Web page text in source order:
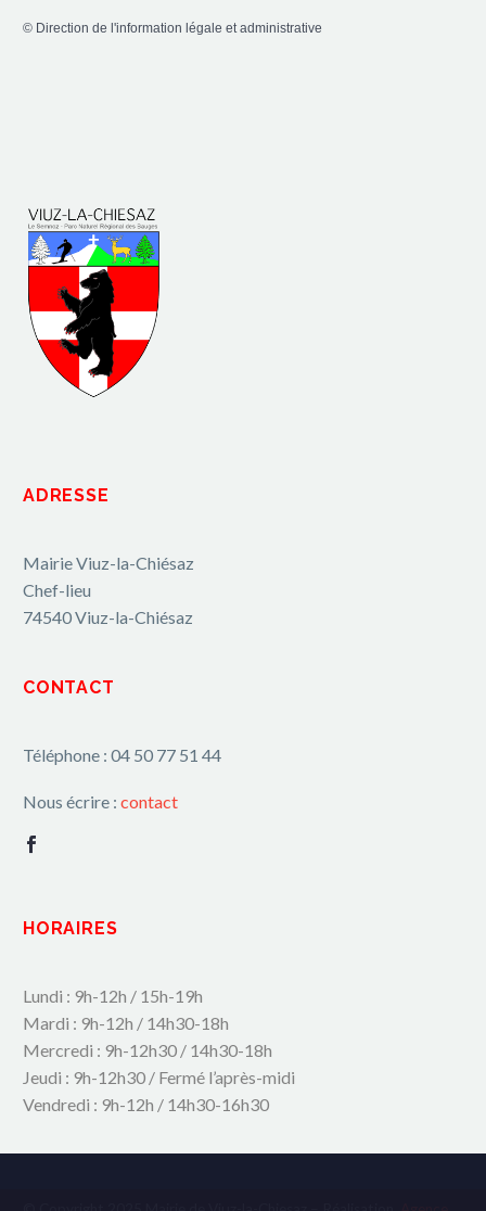
© Direction de l'information légale et administrative
ADRESSE
Mairie Viuz-la-Chiésaz
Chef-lieu
74540 Viuz-la-Chiésaz
CONTACT
Téléphone : 04 50 77 51 44
Nous écrire : contact
HORAIRES
Lundi : 9h-12h / 15h-19h
Mardi : 9h-12h / 14h30-18h
Mercredi : 9h-12h30 / 14h30-18h
Jeudi : 9h-12h30 / Fermé l’après-midi
Vendredi : 9h-12h / 14h30-16h30